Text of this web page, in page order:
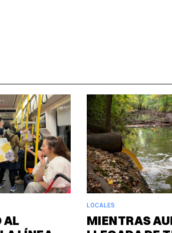
AL
LOCALES
MIENTRAS